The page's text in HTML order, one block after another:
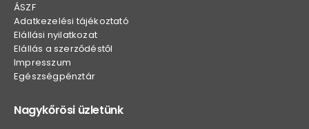
ÁSZF
Adatkezelési tájékoztató
Elállási nyilatkozat
Elállás a szerződéstől
Impresszum
Egészségpénztár
Nagykőrösi üzletünk